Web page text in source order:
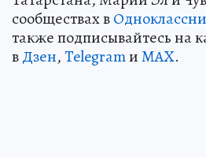
сообществах в
также подписывайтесь на
вДзен,TelegramиMAX.